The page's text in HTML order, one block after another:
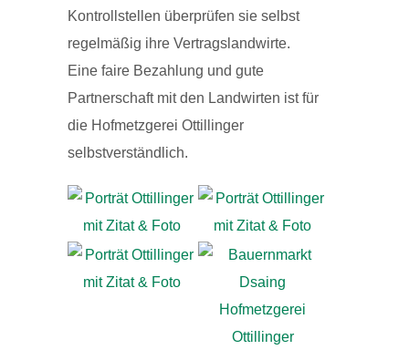
Kontrollstellen überprüfen sie selbst
regelmäßig ihre Vertragslandwirte.
Eine faire Bezahlung und gute
Partnerschaft mit den Landwirten ist für
die Hofmetzgerei Ottillinger
selbstverständlich.